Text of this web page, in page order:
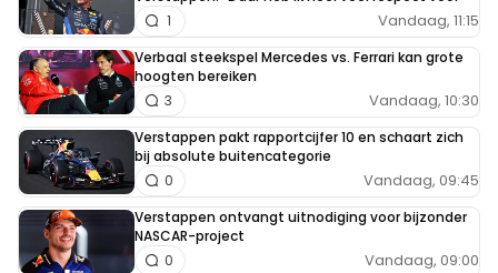
Vandaag, 11:15
1
Verbaal steekspel Mercedes vs. Ferrari kan grote
hoogten bereiken
Vandaag, 10:30
3
Verstappen pakt rapportcijfer 10 en schaart zich
bij absolute buitencategorie
Vandaag, 09:45
0
Verstappen ontvangt uitnodiging voor bijzonder
NASCAR-project
Vandaag, 09:00
0